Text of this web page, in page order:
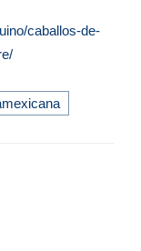
caballos-de-